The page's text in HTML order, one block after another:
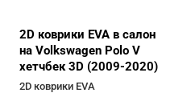
2D коврики EVA в салон
на Volkswagen Polo V
хетчбек 3D (2009-2020)
2D коврики EVA